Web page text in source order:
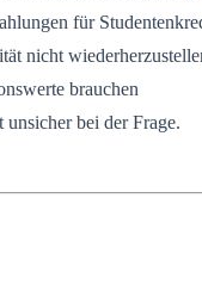
für
nicht
brauchen
bei der Frage.